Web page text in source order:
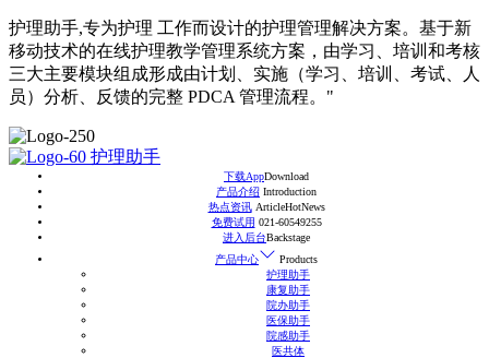
护理助手,专为护理 工作而设计的护理管理解决方案。基于新
移动技术的在线护理教学管理系统方案，由学习、培训和考核
三大主要模块组成形成由计划、实施（学习、培训、考试、人
员）分析、反馈的完整 PDCA 管理流程。"
护理助手
下载AppDownload
产品介绍 Introduction
热点资讯ArticleHotNews
免费试用 021-60549255
进入后台Backstage
产品中心
Products
护理助手
康复助手
院办助手
医保助手
院感助手
医共体